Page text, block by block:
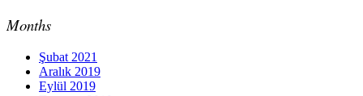
Months
Şubat 2021
Aralık 2019
Eylül 2019